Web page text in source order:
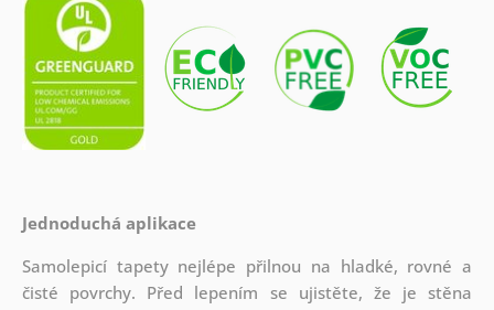
Jednoduchá aplikace
Samolepicí tapety nejlépe přilnou na hladké, rovné a
čisté povrchy. Před lepením se ujistěte, že je stěna